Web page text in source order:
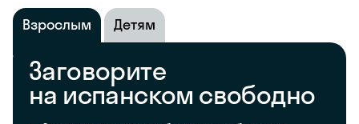
Взрослым Детям
Заговорите
на испанском свободно